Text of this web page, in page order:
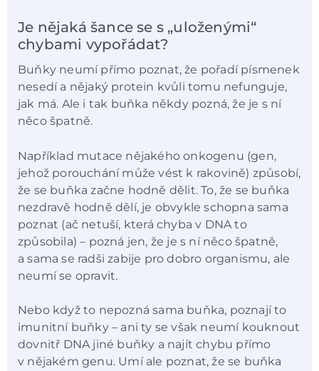
Je nějaká šance se s „uloženými“
chybami vypořádat?
Buňky neumí přímo poznat, že pořadí písmenek
nesedí a nějaký protein kvůli tomu nefunguje,
jak má. Ale i tak buňka někdy pozná, že je s ní
něco špatně.
Například mutace nějakého onkogenu (gen,
jehož porouchání může vést k rakovině) způsobí,
že se buňka začne hodně dělit. To, že se buňka
nezdravě hodně dělí, je obvykle schopna sama
poznat (ač netuší, která chyba v DNA to
způsobila) – pozná jen, že je s ní něco špatně,
a sama se radši zabije pro dobro organismu, ale
neumí se opravit.
Nebo když to nepozná sama buňka, poznají to
imunitní buňky – ani ty se však neumí kouknout
dovnitř DNA jiné buňky a najít chybu přímo
v nějakém genu. Umí ale poznat, že se buňka